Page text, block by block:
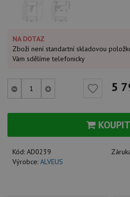
NA DOTAZ
Zboží není standartní skladovou
Vám sdělíme telefonicky
5
KOUPIT
Kód: AD0239
Výrobce: ALVEUS